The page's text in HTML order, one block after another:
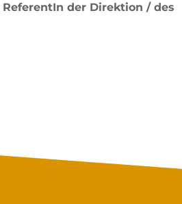
ReferentIn der Direktion / des